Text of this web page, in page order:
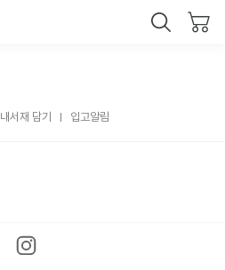
내서재 담기 입고알림